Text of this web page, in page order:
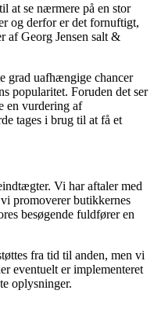
at se nærmere på en stor
og derfor er det fornuftigt,
af Georg Jensen salt &
grad uafhængige chancer
popularitet. Foruden det ser
en vurdering af
tages i brug til at få et
Vi har aftaler med
promoverer butikkernes
besøgende fuldfører en
fra tid til anden, men vi
eventuelt er implementeret
oplysninger.